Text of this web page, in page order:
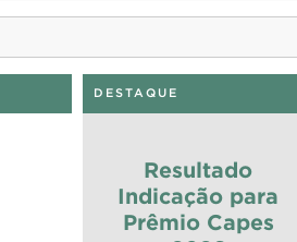
DESTAQUE
Resultado
Indicação para
Prêmio Capes